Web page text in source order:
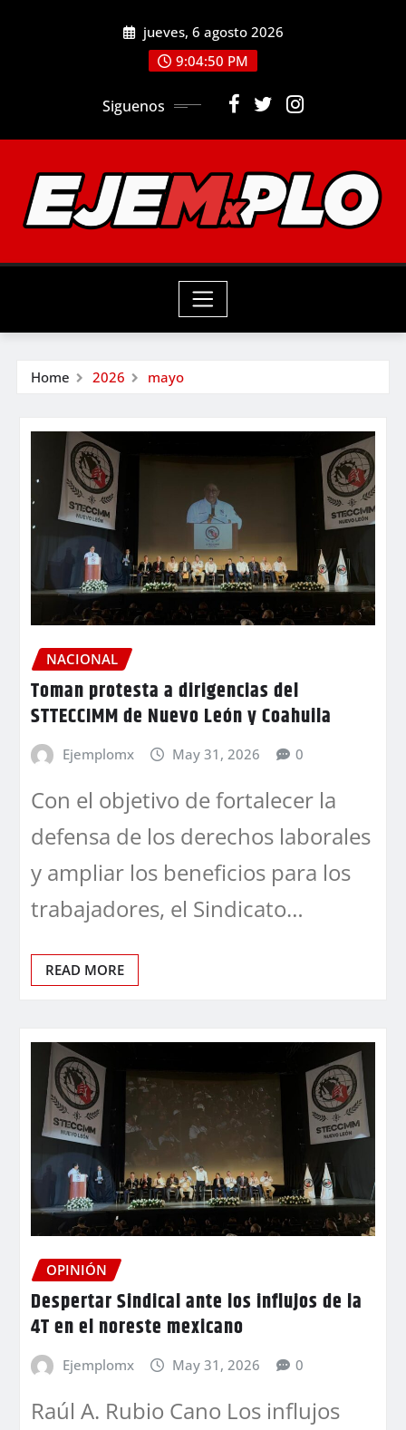
jueves, 6 agosto 2026
9:04:52 PM
Siguenos
Home 2026 mayo
NACIONAL
Toman protesta a dirigencias del
STTECCIMM de Nuevo León y Coahuila
Ejemplomx May 31, 2026 0
Con el objetivo de fortalecer la
defensa de los derechos laborales
y ampliar los beneficios para los
trabajadores, el Sindicato…
READ MORE
OPINIÓN
Despertar Sindical ante los influjos de la
4T en el noreste mexicano
Ejemplomx May 31, 2026 0
Raúl A. Rubio Cano Los influjos